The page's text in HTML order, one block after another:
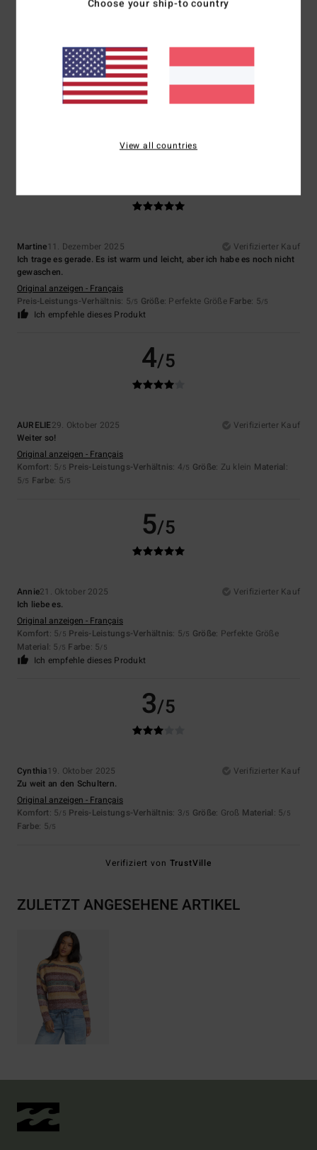
27. Jänner 2026
Verifizierter Kauf
Original anzeigen - Castellano
Martine11. Dezember 2025
Verifizierter Kauf
Ich trage es gerade. Es ist warm und leicht, aber ich habe es noch nicht
gewaschen.
Original anzeigen - Français
Preis-Leistungs-Verhältnis: 5/5 Größe: Perfekte Größe Farbe: 5/5
Ich empfehle dieses Produkt
4/5
AURELIE29. Oktober 2025
Verifizierter Kauf
Weiter so!
Original anzeigen - Français
Komfort: 5/5 Preis-Leistungs-Verhältnis: 4/5 Größe: Zu klein Material:
5/5 Farbe: 5/5
5/5
Annie21. Oktober 2025
Verifizierter Kauf
Ich liebe es.
Original anzeigen - Français
Komfort: 5/5 Preis-Leistungs-Verhältnis: 5/5 Größe: Perfekte Größe
Material: 5 /5 Farbe: 5/5
Ich empfehle dieses Produkt
3/5
Cynthia19. Oktober 2025
Verifizierter Kauf
Zu weit an den Schultern.
Original anzeigen - Français
Komfort: 5/5 Preis-Leistungs-Verhältnis: 3/5 Größe: Groß Material: 5/5
Farbe: 5/5
Verifiziert von TrustVille
ZULETZT ANGESEHENE ARTIKEL
Choose your ship-to country
View all countries